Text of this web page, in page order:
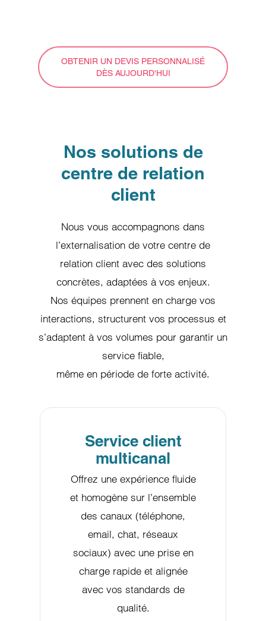
OBTENIR UN DEVIS PERSONNALISÉ
DÈS AUJOURD'HUI
Nos solutions de
centre de relation
client
Nous vous accompagnons dans
l’externalisation de votre centre de
relation client avec des solutions
concrètes, adaptées à vos enjeux.
Nos équipes prennent en charge vos
interactions, structurent vos processus et
s’adaptent à vos volumes pour garantir un
service fiable,
même en période de forte activité.
Service client
multicanal
Offrez une expérience fluide
et homogène sur l’ensemble
des canaux (téléphone,
email, chat, réseaux
sociaux) avec une prise en
charge rapide et alignée
avec vos standards de
qualité.